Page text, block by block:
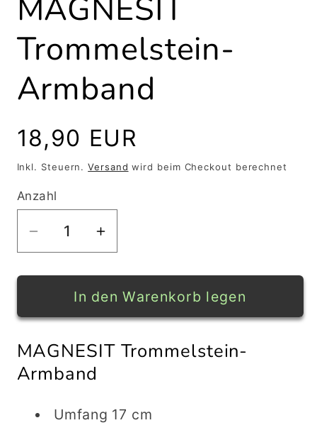
MAGNESIT
Trommelstein-
Armband
Normaler
Preis
18,90 EUR
Inkl. Steuern.Versand wird beim Checkout berechnet
Anzahl
Verringere
die
Menge
MAGNESIT
Armband
Erhöhe
die
Menge
für
MAGNESIT
Armband
In den Warenkorb legen
MAGNESIT Trommelstein-
Armband
Umfang 17 cm